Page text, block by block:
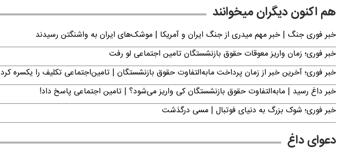
هم اکنون دیگران میخوانند
خبر فوری جنگ | خبر مهم میدری از جنگ ایران و آمریکا | موشک‌های ایران به واشنگتن رسیدند
خبر فوری؛ زمان واریز معوقات حقوق بازنشستگان تامین اجتماعی لو رفت
خبر فوری؛ آخرین خبر از زمان پرداخت مابه‌التفاوت حقوق بازنشستگان | تامین‌اجتماعی تکلیف را یکسره کرد
خبر داغ رسید | مابه‌التفاوت حقوق بازنشستگان کی واریز می‌شود؟ | تامین اجتماعی پاسخ داد!
خبر فوری؛‌ شوک بزرگ به دنیای فوتبال | مسی درگذشت
دعوای داغ